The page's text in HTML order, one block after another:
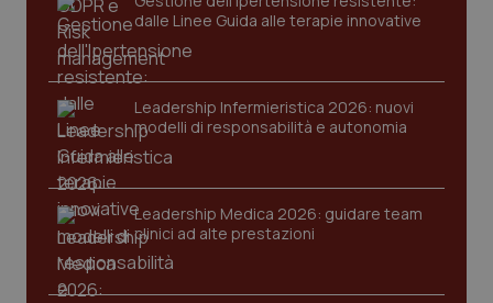
dalle Linee Guida alle terapie innovative
Leadership Infermieristica 2026: nuovi
modelli di responsabilità e autonomia
Leadership Medica 2026: guidare team
clinici ad alte prestazioni
Nome
Fornitore /Dominio
VISITOR_PRIVACY_METADATA